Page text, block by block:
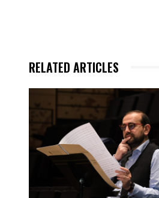
RELATED ARTICLES